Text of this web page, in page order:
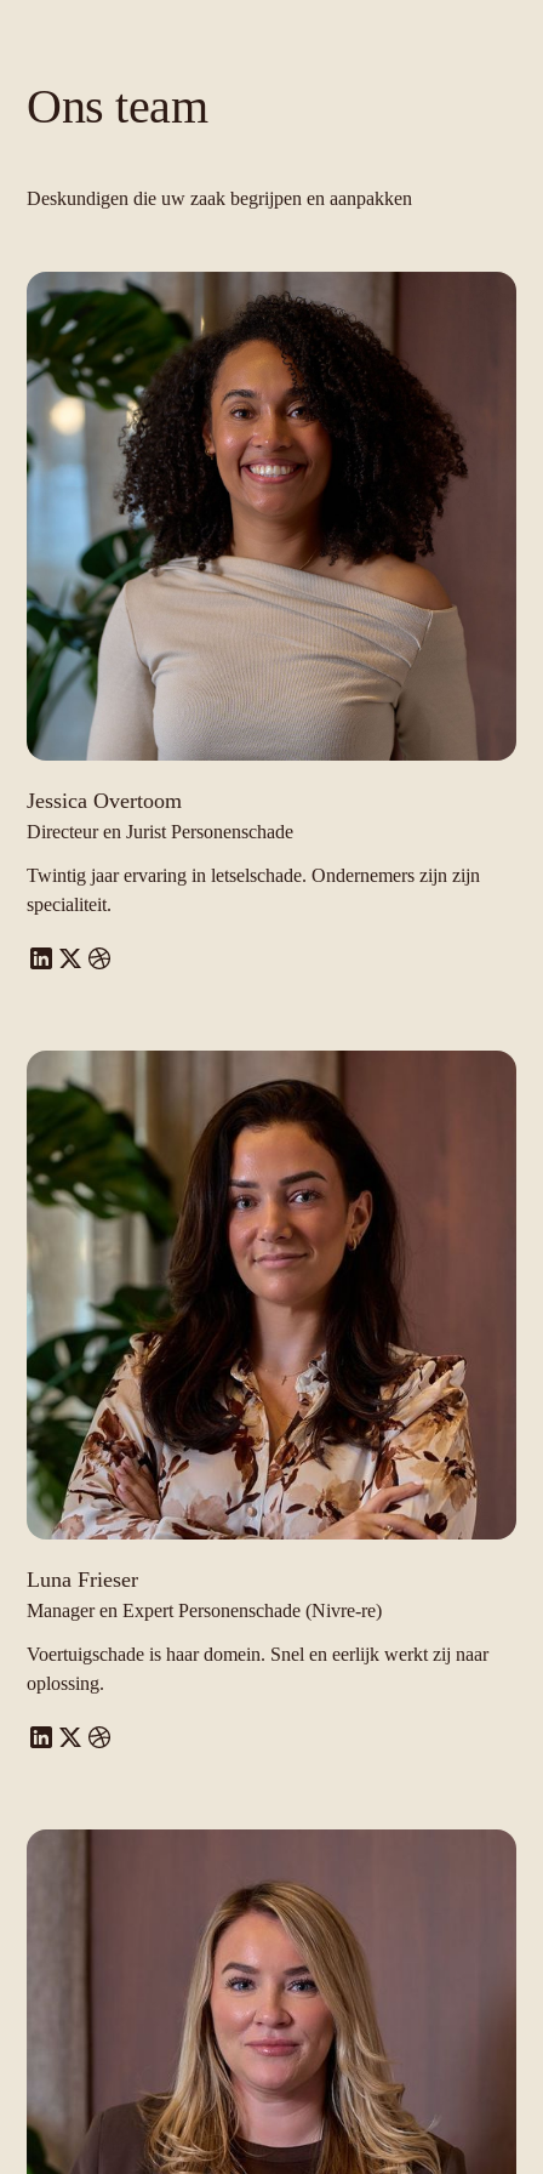
Ons team
Deskundigen die uw zaak begrijpen en aanpakken
Jessica Overtoom
Directeur en Jurist Personenschade
Twintig jaar ervaring in letselschade. Ondernemers zijn zijn
specialiteit.
Luna Frieser
Manager en Expert Personenschade (Nivre-re)
Voertuigschade is haar domein. Snel en eerlijk werkt zij naar
oplossing.